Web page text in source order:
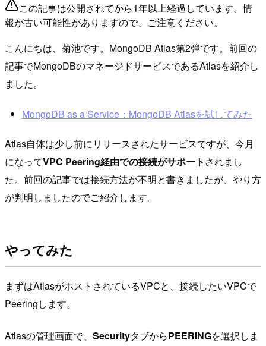
この記事は公開されてから1年以上経過しています。情
報が古い可能性がありますので、ご注意ください。
こんにちは、菊池です。MongoDB Atlas第2弾です。前回の
記事でMongoDBのマネージドサービスであるAtlasを紹介し
ました。
MongoDB as a Service：MongoDB Atlasを試してみた
Atlas自体は少し前にリリースされたサービスですが、今月
になってVPC Peering経由での接続がサポート されまし
た。前回の記事では接続方法が不明と書きましたが、やり方
が判明しましたのでご紹介します。
やってみた
まずはAtlasがホストされているVPCと、接続したいVPCで
Peeringします。
Atlasの管理画面で、 SecurityタブからPEERINGを選択しま